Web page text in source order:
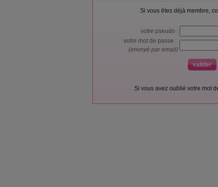
Si vous êtes déjà membre,
votre pseudo :
votre mot de passe :
(envoyé par email)
Si vous avez oublié votre mot